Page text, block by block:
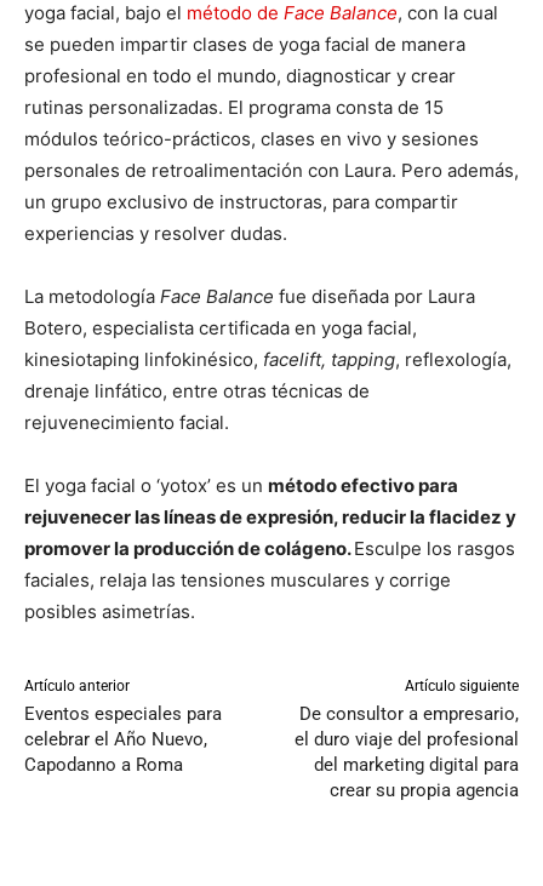
yoga facial, bajo el método de Face Balance, con la cual
se pueden impartir clases de yoga facial de manera
profesional en todo el mundo, diagnosticar y crear
rutinas personalizadas. El programa consta de 15
módulos teórico-prácticos, clases en vivo y sesiones
personales de retroalimentación con Laura. Pero además,
un grupo exclusivo de instructoras, para compartir
experiencias y resolver dudas.
La metodología Face Balance fue diseñada por Laura
Botero, especialista certificada en yoga facial,
kinesiotaping linfokinésico, facelift, tapping, reflexología,
drenaje linfático, entre otras técnicas de
rejuvenecimiento facial.
El yoga facial o ‘yotox’ es un método efectivo para
rejuvenecer las líneas de expresión, reducir la flacidez y
promover la producción de colágeno.Esculpe los rasgos
faciales, relaja las tensiones musculares y corrige
posibles asimetrías.
Artículo anterior
Eventos especiales para
celebrar el Año Nuevo,
Capodanno a Roma
Artículo siguiente
De consultor a empresario,
el duro viaje del profesional
del marketing digital para
crear su propia agencia